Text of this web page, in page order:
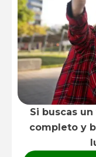
Si buscas
completo y